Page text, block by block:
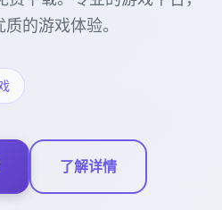
的游戏体验。
了解详情